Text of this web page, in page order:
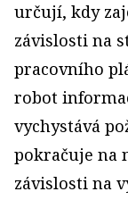
určují, kdy
závislosti na
pracovního
robot
vychystává
pokračuje na
závislosti na